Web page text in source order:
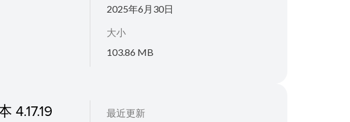
2025年6月30日
大小
103.86 MB
4.17.19
最近更新